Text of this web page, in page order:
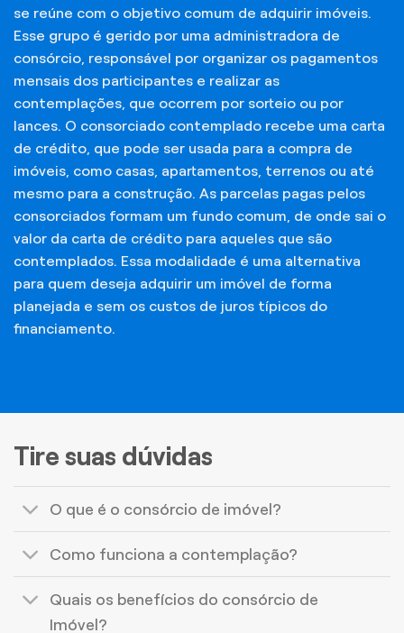
se reúne com o objetivo comum de adquirir imóveis.
Esse grupo é gerido por uma administradora de
consórcio, responsável por organizar os pagamentos
mensais dos participantes e realizar as
contemplações, que ocorrem por sorteio ou por
lances. O consorciado contemplado recebe uma carta
de crédito, que pode ser usada para a compra de
imóveis, como casas, apartamentos, terrenos ou até
mesmo para a construção. As parcelas pagas pelos
consorciados formam um fundo comum, de onde sai o
valor da carta de crédito para aqueles que são
contemplados. Essa modalidade é uma alternativa
para quem deseja adquirir um imóvel de forma
planejada e sem os custos de juros típicos do
financiamento.
Tire suas dúvidas
O que é o consórcio de imóvel?
Como funciona a contemplação?
Quais os benefícios do consórcio de
Imóvel?